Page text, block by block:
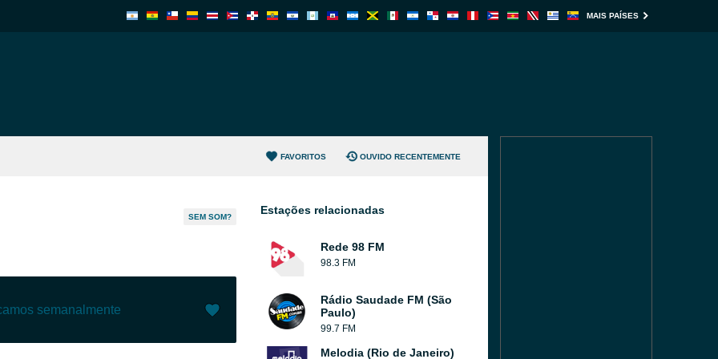
MAIS PAÍSES
FAVORITOS OUVIDO RECENTEMENTE
SEM SOM?
semanalmente
Estações relacionadas
Rede 98 FM
98.3 FM
Rádio Saudade FM (São
Paulo)
99.7 FM
Melodia (Rio de Janeiro)